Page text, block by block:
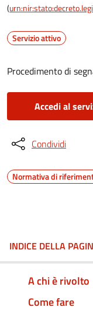
(
Servizio attivo
Procedimento di
Accedi al
Condividi
Normativa di
INDICE DELLA
A chi è rivolto
Come fare